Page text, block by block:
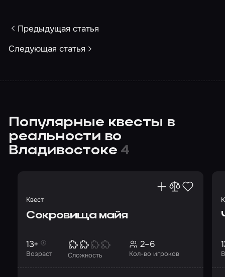
Предыдущая статья
Следующая статья
Популярные квесты в
реальности во
Владивостоке 4
Квест
Сокровища майя
Возраст
13+
Сложность Кол-во игроков
2–6